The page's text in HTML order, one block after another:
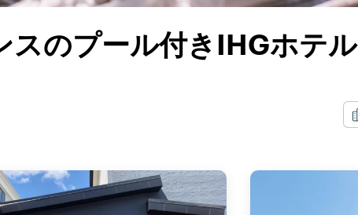
スのプール付きIHGホテル